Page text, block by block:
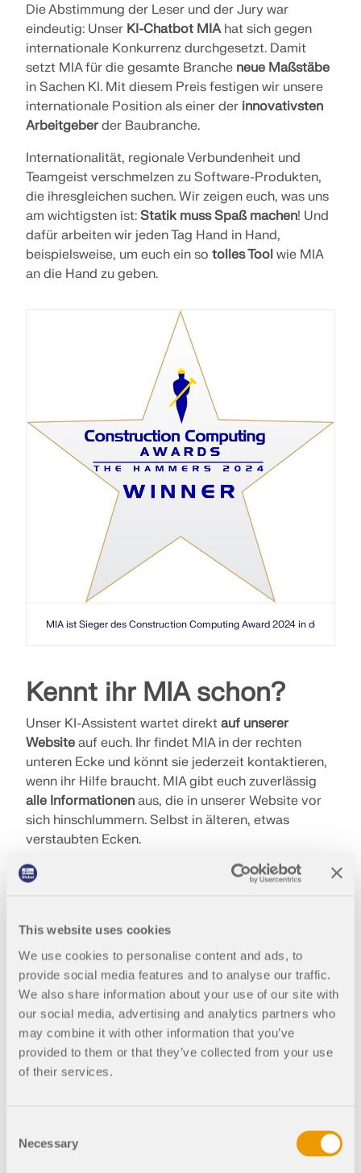
This website uses cookies
We use cookies to personalise content and ads, to
provide social media features and to analyse our traffic.
We also share information about your use of our site with
our social media, advertising and analytics partners who
may combine it with other information that you’ve
provided to them or that they’ve collected from your use
of their services.
Selection
Necessary
Automatisierung
API entdecken
API Dokumentation
Erste Schritte
Anwendungen
Modellobjekte
Abos & Preise
Beispiele
FEM für Stahlverbindungen
Entwerfen und analysieren Sie Stahlverbindungen
mit CBFEM gemäß EN 1993-1-8 und AISC 360,
vollständig integriert in RFEM 6 für schnellere und
genauere Arbeitsabläufe in der Tragwerksplanung.
MEHR ERFAHREN
Geo-Zonen-Tool
Der Dlubal-Onlinedienst bietet Zonenkarten zur
schnellen Ermittlung von Schneelasten,
Windgeschwindigkeiten und seismischen Daten.
LASTZONEN PRÜFEN
Überholte Produkte
Die Abstimmung der Leser und der Jury war
eindeutig: Unser KI-Chatbot MIAhat sich gegen
internationale Konkurrenz durchgesetzt. Damit
setzt MIA für die gesamte Branche neue Maßstäbe
in Sachen KI. Mit diesem Preis festigen wir unsere
internationale Position als einer der innovativsten
Arbeitgeber der Baubranche.
Internationalität, regionale Verbundenheit und
Teamgeist verschmelzen zu Software-Produkten,
die ihresgleichen suchen. Wir zeigen euch, was uns
am wichtigsten ist: Statik muss Spaß machen! Und
dafür arbeiten wir jeden Tag Hand in Hand,
beispielsweise, um euch ein so tolles Tool wie MIA
an die Hand zu geben.
MIA ist Sieger des Construction Computing Award 2024 in der
Kennt ihr MIA schon?
Unser KI-Assistent wartet direkt auf unserer
Website auf euch. Ihr findet MIA in der rechten
unteren Ecke und könnt sie jederzeit kontaktieren,
wenn ihr Hilfe braucht. MIA gibt euch zuverlässig
alle Informationen aus, die in unserer Website vor
sich hinschlummern. Selbst in älteren, etwas
verstaubten Ecken.
Ihr arbeitet gerade an einem Projekt und könntet
oder gibt euch Kontakt zu
Support, der euch weiterhelfen kann.
Fragt ihr euch gerade, wie ihr Funktionen unserer
Website nutzen könnt, beispielsweise denAPI Web
Service? Auch hier reicht euch MIA eine digitale
helfende Hand! Selbst auf eine derhäufigsten
Fragen „Welches Dlubal-Produkt ist für mich
geeignet?“ gibt sie euch immer eine
werden
und sucht nach einer passenden Stelle? Alle
Infos